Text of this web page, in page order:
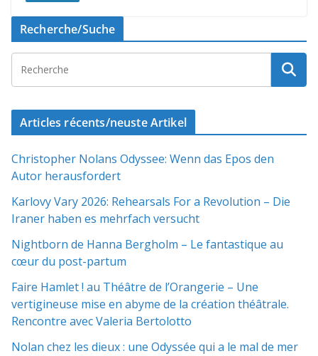
Recherche/Suche
Articles récents/neuste Artikel
Christopher Nolans Odyssee: Wenn das Epos den
Autor herausfordert
Karlovy Vary 2026: Rehearsals For a Revolution – Die
Iraner haben es mehrfach versucht
Nightborn de Hanna Bergholm – Le fantastique au
cœur du post-partum
Faire Hamlet ! au Théâtre de l’Orangerie – Une
vertigineuse mise en abyme de la création théâtrale.
Rencontre avec Valeria Bertolotto
Nolan chez les dieux : une Odyssée qui a le mal de mer